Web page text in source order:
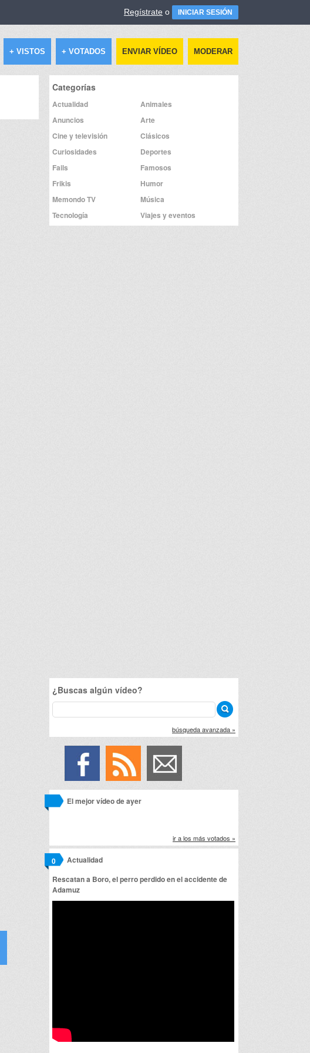
Regístrate o INICIAR SESIÓN
+ VISTOS + VOTADOS ENVIAR VÍDEO MODERAR
Categorías
Actualidad
Animales
Anuncios
Arte
Cine y televisión
Clásicos
Curiosidades
Deportes
Fails
Famosos
Frikis
Humor
Memondo TV
Música
Tecnología
Viajes y eventos
¿Buscas algún vídeo?
búsqueda avanzada »
El mejor vídeo de ayer
ir a los más votados »
Actualidad
0
Rescatan a Boro, el perro perdido en el accidente de
Adamuz